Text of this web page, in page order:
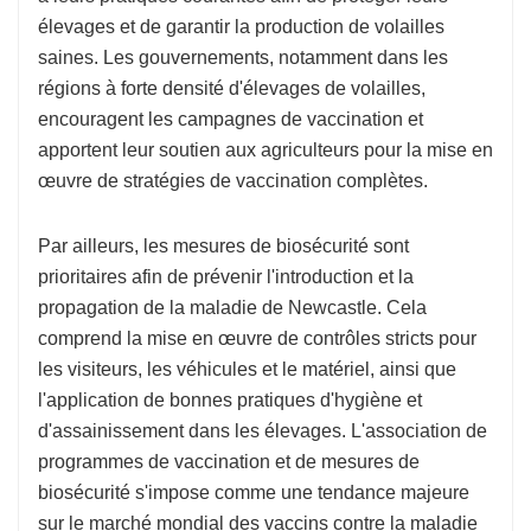
élevages et de garantir la production de volailles
saines. Les gouvernements, notamment dans les
régions à forte densité d'élevages de volailles,
encouragent les campagnes de vaccination et
apportent leur soutien aux agriculteurs pour la mise en
œuvre de stratégies de vaccination complètes.
Par ailleurs, les mesures de biosécurité sont
prioritaires afin de prévenir l'introduction et la
propagation de la maladie de Newcastle. Cela
comprend la mise en œuvre de contrôles stricts pour
les visiteurs, les véhicules et le matériel, ainsi que
l'application de bonnes pratiques d'hygiène et
d'assainissement dans les élevages. L'association de
programmes de vaccination et de mesures de
biosécurité s'impose comme une tendance majeure
sur le marché mondial des vaccins contre la maladie